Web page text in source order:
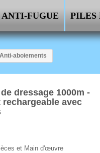
FUGUE PILES
aboiements
dressage 1000m -
rechargeable avec
et Main d'œuvre